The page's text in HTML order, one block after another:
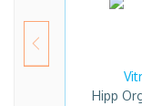
Hipp Organik Bebe